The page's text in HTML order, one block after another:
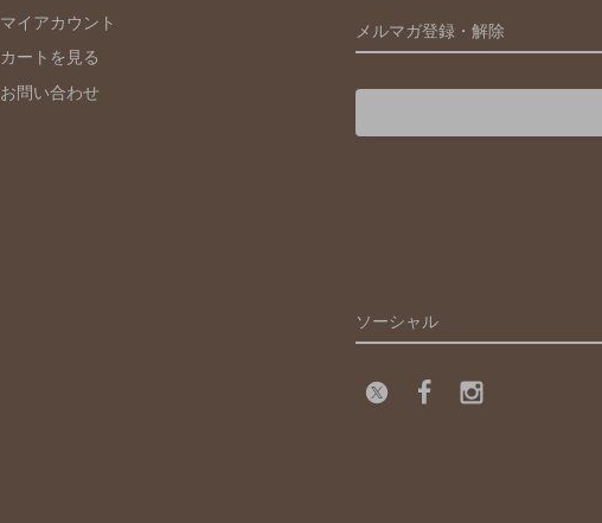
メルマガ登録・解除
マイアカウント
カートを見る
お問い合わせ
ソーシャル